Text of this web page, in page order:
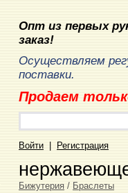
Опт из первых
заказ!
Осуществляем
поставки.
Продаем
Войти Регистрация
Бижутерия / Браслеты